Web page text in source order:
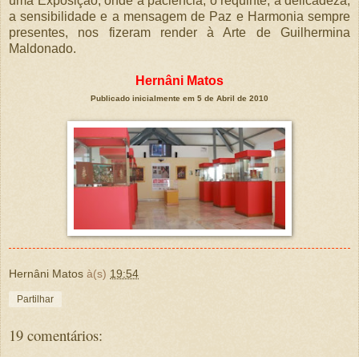
a sensibilidade e a mensagem de Paz e Harmonia sempre
presentes, nos fizeram render à Arte de Guilhermina
Maldonado.
Hernâni Matos
Publicado inicialmente em 5 de Abril de 2010
Hernâni Matos à(s) 19:54
Partilhar
19 comentários: